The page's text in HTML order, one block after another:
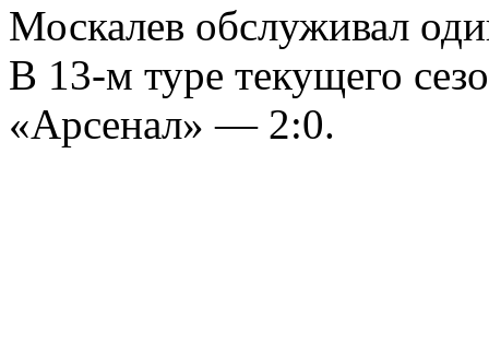
Москалев обслуживал
В 13-м туре текущего
«Арсенал» — 2:0.